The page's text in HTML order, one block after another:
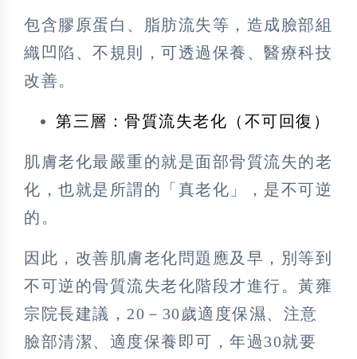
包含膠原蛋白、脂肪流失等，造成臉部組
織凹陷、不規則，可透過保養、醫療科技
改善。
第三層：骨質流失老化（不可回復）
肌膚老化最嚴重的就是面部骨質流失的老
化，也就是所謂的「真老化」，是不可逆
的。
因此，改善肌膚老化問題應及早，別等到
不可逆的骨質流失老化階段才進行。黃雍
宗院長建議，20－30歲適度保濕、注意
臉部清潔、適度保養即可，年過30就要